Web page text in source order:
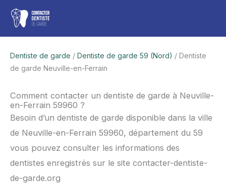
Aller
contenu
Dentiste de garde / Dentiste de garde 59 (Nord) / Dentiste
de garde Neuville-en-Ferrain
Comment contacter un dentiste de garde à Neuville-
en-Ferrain 59960 ?
Besoin d’un dentiste de garde disponible dans la ville
de Neuville-en-Ferrain 59960, département du 59
vous pouvez consulter les informations des
dentistes enregistrés sur le site contacter-dentiste-
de-garde.org